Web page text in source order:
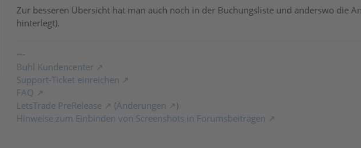
Zur besseren Übersicht hat man auch noch in der Buchungsliste und anderswo die
hinterlegt).
---
Buhl Kundencenter
Support-Ticket einreichen
FAQ
LetsTrade PreRelease
(Änderungen
)
Hinweise zum Einbinden von Screenshots in Forumsbeiträgen